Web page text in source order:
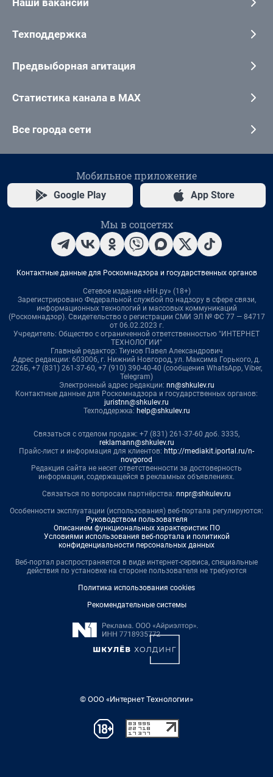
Техподдержка
Предвыборная агитация
Статистика канала в MAX
Все города сети
Мобильное приложение
Google Play App Store
Мы в соцсетях
Контактные данные для Роскомнадзора и государственных органов
Сетевое издание «НН.ру» (18+)
Зарегистрировано Федеральной службой по надзору в сфере связи,
информационных технологий и массовых коммуникаций
(Роскомнадзор). Свидетельство о регистрации СМИ ЭЛ № ФС 77 — 84717
от 06.02.2023 г.
Учредитель: Общество с ограниченной ответственностью "ИНТЕРНЕТ
ТЕХНОЛОГИИ"
Главный редактор: Тиунов Павел Александрович
Адрес редакции: 603006, г. Нижний Новгород, ул. Максима Горького, д.
226Б, +7 (831) 261-37-60, +7 (910) 390-40-40 (сообщения WhatsApp, Viber,
Telegram)
Электронный адрес редакции: nn@shkulev.ru
Контактные данные для Роскомнадзора и государственных органов:
juristnn@shkulev.ru
Техподдержка: help@shkulev.ru
Связаться с отделом продаж: +7 (831) 261-37-60 доб. 3335,
reklamann@shkulev.ru
Прайс-лист и информация для клиентов: http://mediakit.iportal.ru/n-
novgorod
Редакция сайта не несет ответственности за достоверность
информации, содержащейся в рекламных объявлениях.
Связаться по вопросам партнёрства: nnpr@shkulev.ru
Особенности эксплуатации (использования) веб-портала регулируются:
Руководством пользователя
Описанием функциональных характеристик ПО
Условиями использования веб-портала и политикой
конфиденциальности персональных данных
Веб-портал распространяется в виде интернет-сервиса, специальные
действия по установке на стороне пользователя не требуются
Политика использования cookies
Рекомендательные системы
© ООО «Интернет Технологии»